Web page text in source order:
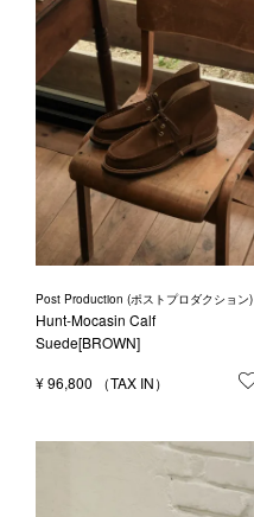
Post Production (ポストプロダクション)
Hunt-Mocasin Calf
Suede[BROWN]
¥96,800